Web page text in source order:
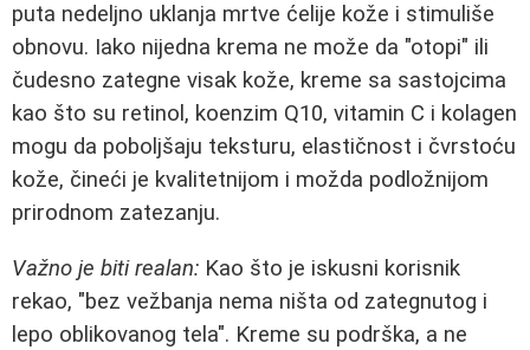
puta nedeljno uklanja mrtve ćelije kože i stimuliše
obnovu. Iako nijedna krema ne može da "otopi" ili
čudesno zategne visak kože, kreme sa sastojcima
kao što su retinol, koenzim Q10, vitamin C i kolagen
mogu da poboljšaju teksturu, elastičnost i čvrstoću
kože, čineći je kvalitetnijom i možda podložnijom
prirodnom zatezanju.
Važno je biti realan: Kao što je iskusni korisnik
rekao, "bez vežbanja nema ništa od zategnutog i
lepo oblikovanog tela". Kreme su podrška, a ne